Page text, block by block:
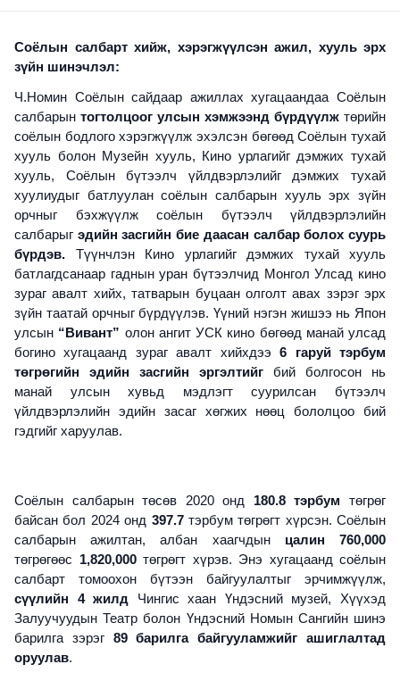
Соёлын салбарт хийж, хэрэгжүүлсэн ажил, хууль эрх
зүйн шинэчлэл:
Ч.Номин Соёлын сайдаар ажиллах хугацаандаа Соёлын
салбарын тогтолцоог улсын хэмжээнд бүрдүүлж төрийн
соёлын бодлого хэрэгжүүлж эхэлсэн бөгөөд Соёлын тухай
хууль болон Музейн хууль, Кино урлагийг дэмжих тухай
хууль, Соёлын бүтээлч үйлдвэрлэлийг дэмжих тухай
хуулиудыг батлуулан соёлын салбарын хууль эрх зүйн
орчныг бэхжүүлж соёлын бүтээлч үйлдвэрлэлийн
салбарыг эдийн засгийн бие даасан салбар болох суурь
бүрдэв. Түүнчлэн Кино урлагийг дэмжих тухай хууль
батлагдсанаар гаднын уран бүтээлчид Монгол Улсад кино
зураг авалт хийх, татварын буцаан олголт авах зэрэг эрх
зүйн таатай орчныг бүрдүүлэв. Үүний нэгэн жишээ нь Япон
улсын “Вивант” олон ангит УСК кино бөгөөд манай улсад
богино хугацаанд зураг авалт хийхдээ6 гаруй тэрбум
төгрөгийн эдийн засгийн эргэлтийг бий болгосон нь
манай улсын хувьд мэдлэгт суурилсан бүтээлч
үйлдвэрлэлийн эдийн засаг хөгжих нөөц бололцоо бий
гэдгийг харуулав.
Соёлын салбарын төсөв 2020 онд 180.8 тэрбум төгрөг
байсан бол 2024 онд 397.7тэрбум төгрөгт хүрсэн. Соёлын
салбарын ажилтан, албан хаагчдын цалин 760,000
төгрөгөөс 1,820,000төгрөгт хүрэв. Энэ хугацаанд соёлын
салбарт томоохон бүтээн байгуулалтыг эрчимжүүлж,
сүүлийн 4 жилд Чингис хаан Үндэсний музей, Хүүхэд
Залуучуудын Театр болон Үндэсний Номын Сангийн шинэ
барилга зэрэг 89 барилга байгууламжийг ашиглалтад
оруулав.